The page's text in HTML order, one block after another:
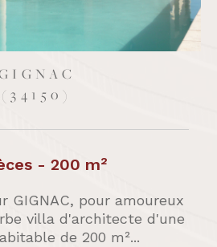
LE-DÉSERT
(34150)
- 150 m²
Guilhem-le-Désert, un
de France, maison
donnant sur la place...